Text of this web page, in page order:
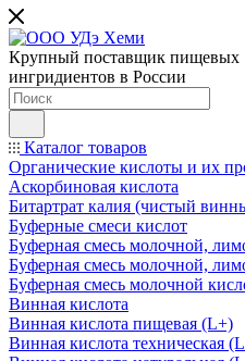
Крупный поставщик пищевых
ингридиентов в России
Каталог товаров
Органические кислоты и их
Аскорбиновая кислота
Битартрат калия (чистый
Буферные смеси кислот
Буферная смесь молочной,
Буферная смесь молочной,
Буферная смесь молочной
Винная кислота
Винная кислота пищевая (L+)
Винная кислота техническая